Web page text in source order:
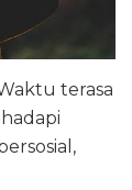
terasa